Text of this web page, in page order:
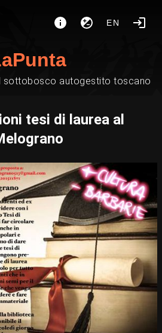
EN
sottobosco autogestito toscano
tesi di laurea al